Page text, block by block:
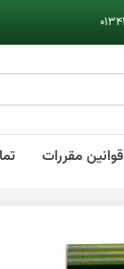
قوانین مقررات